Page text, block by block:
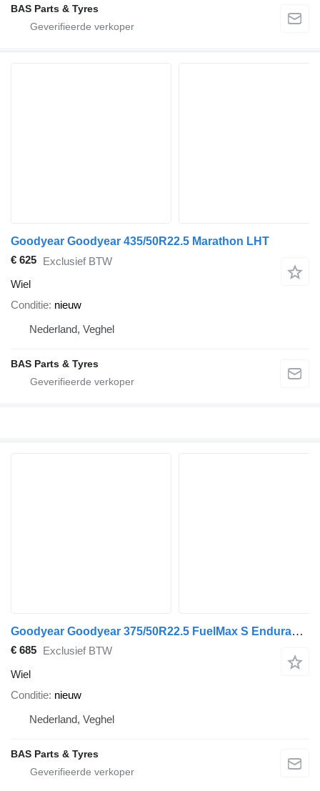
BAS Parts & Tyres
Goodyear Goodyear 435/50R22.5 Marathon LHT
€ 625 Exclusief BTW
Wiel
Conditie nieuw
Nederland, Veghel
BAS Parts & Tyres
Goodyear Goodyear 375/50R22.5 FuelMax S Endurance
€ 685
Exclusief BTW
Wiel
Conditie nieuw
Nederland, Veghel
BAS Parts & Tyres